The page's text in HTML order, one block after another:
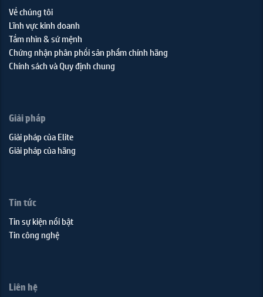
Về chúng tôi
Lĩnh vực kinh doanh
Tầm nhìn & sứ mệnh
Chứng nhận phân phối sản phẩm chính hãng
Chính sách và Quy định chung
Giải pháp
Giải pháp của Elite
Giải pháp của hãng
Tin tức
Tin sự kiện nổi bật
Tin công nghệ
Liên hệ